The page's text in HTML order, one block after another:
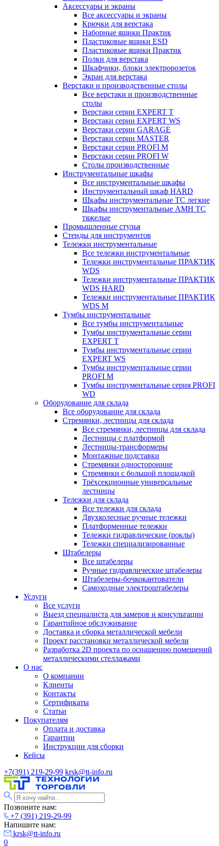
Аксессуары и экраны
Все аксессуары и экраны
Крючки для верстака
Наборные ящики Практик
Пластиковые ящики ESD
Пластиковые ящики Практик
Полки для верстака
Шкафчики, блоки электророзеток
Экран для верстака
Верстаки и производственные столы
Все верстаки и производственные
столы
Верстаки серии EXPERT T
Верстаки серии EXPERT WS
Верстаки серии GARAGE
Верстаки серии MASTER
Верстаки серии PROFI M
Верстаки серии PROFI W
Столы производственные
Инструментальные шкафы
Все инструментальные шкафы
Инструментальный шкаф HARD
Шкафы инструментальные ТС легкие
Шкафы инструментальные AMH TC
тяжелые
Промышленные стулья
Стенды для инструментов
Тележки инструментальные
Все тележки инструментальные
Тележки инструментальные ПРАКТИК
WDS
Тележки инструментальные ПРАКТИК
WDS HARD
Тележки инструментальные ПРАКТИК
WDS M
Тумбы инструментальные
Все тумбы инструментальные
Тумбы инструментальные серии
EXPERT T
Тумбы инструментальные серии
EXPERT WS
Тумбы инструментальные серии
PROFI M
Тумбы инструментальные серия PROFI
WD
Оборудование для склада
Все оборудование для склада
Стремянки, лестницы для склада
Все стремянки, лестницы для склада
Лестницы с платформой
Лестницы-трансформеры
Монтажные подставки
Стремянки односторонние
Стремянки с большой площадкой
Трёхсекционные универсальные
лестницы
Тележки для склада
Все тележки для склада
Двухколесные ручные тележки
Платформенные тележки
Тележки гидравлические (роклы)
Тележки специализированные
Штабелеры
Все штабелеры
Ручные гидравлические штабелеры
Штабелеры-бочкокантователи
Самоходные электроштабелеры
Услуги
Все услуги
Выезд специалиста для замеров и консультации
Гарантийное обслуживание
Доставка и сборка металлической мебели
Проект расстановки металлической мебели
Разработка 2D проекта по оснащению помещений
металлическими стеллажами
О нас
О компании
Клиенты
Контакты
Сертификаты
Статьи
Покупателям
Оплата и доставка
Гарантии
Инструкции для сборки
Кейсы
+7(391) 219-29-99 krsk@tt-info.ru
Позвоните нам:
+7 (391) 219-29-99
Напишите нам:
krsk@tt-info.ru
0